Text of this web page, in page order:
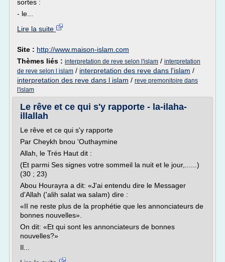
sortes :
- le...
Lire la suite
Site : http://www.maison-islam.com
Thèmes liés : interpretation de reve selon l'islam / interpretation
de reve selon l islam / interpretation des reve dans l'islam /
interpretation des reve dans l islam / reve premonitoire dans
l'islam
Le rêve et ce qui s'y rapporte - la-ilaha-
illallah
Le rêve et ce qui s'y rapporte
Par Cheykh bnou 'Outhaymine
Allah, le Trés Haut dit :
(Et parmi Ses signes votre sommeil la nuit et le jour,......)
(30 ; 23)
Abou Hourayra a dit: «J'ai entendu dire le Messager
d'Allah ('alih salat wa salam) dire :
«II ne reste plus de la prophétie que les annonciateurs de
bonnes nouvelles».
On dit: «Et qui sont les annonciateurs de bonnes
nouvelles?»
Il...